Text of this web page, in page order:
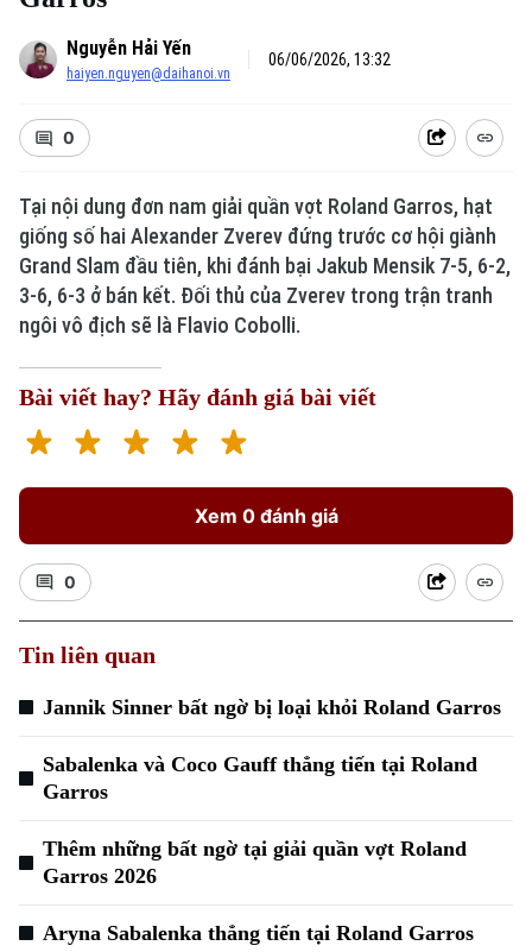
Nguyễn Hải Yến
haiyen.nguyen@daihanoi.vn
06/06/2026, 13:32
0
Tại nội dung đơn nam giải quần vợt Roland Garros, hạt
giống số hai Alexander Zverev đứng trước cơ hội giành
Grand Slam đầu tiên, khi đánh bại Jakub Mensik 7-5, 6-2,
3-6, 6-3 ở bán kết. Đối thủ của Zverev trong trận tranh
ngôi vô địch sẽ là Flavio Cobolli.
Bài viết hay? Hãy đánh giá bài viết
Xem 0 đánh giá
0
Tin liên quan
Jannik Sinner bất ngờ bị loại khỏi Roland Garros
Sabalenka và Coco Gauff thẳng tiến tại Roland
Garros
Thêm những bất ngờ tại giải quần vợt Roland
Garros 2026
Aryna Sabalenka thẳng tiến tại Roland Garros